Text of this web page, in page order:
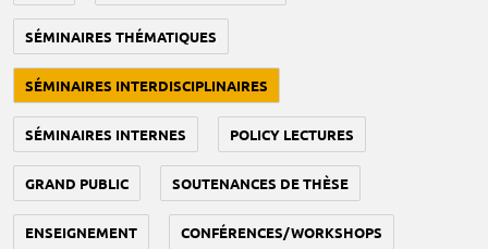
SÉMINAIRES THÉMATIQUES
SÉMINAIRES INTERDISCIPLINAIRES
SÉMINAIRES INTERNES POLICY LECTURES
GRAND PUBLIC SOUTENANCES DE THÈSE
ENSEIGNEMENT CONFÉRENCES/WORKSHOPS